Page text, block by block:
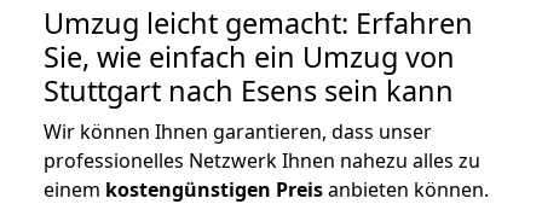
Umzug leicht gemacht: Erfahren
Sie, wie einfach ein Umzug von
Stuttgart nach Esens sein kann
Wir können Ihnen garantieren, dass unser
professionelles Netzwerk Ihnen nahezu alles zu
einem kostengünstigen Preisanbieten können.